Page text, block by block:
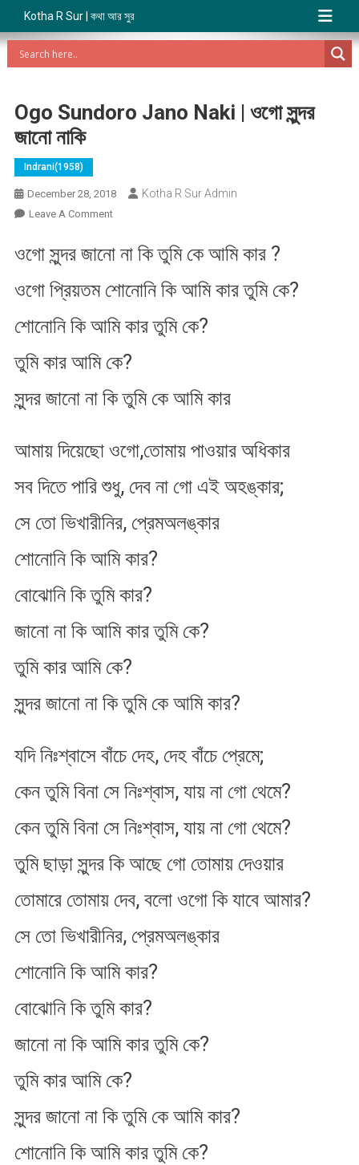
Kotha R Sur | কথা আর সুর
Ogo Sundoro Jano Naki | ওগো সুন্দর
জানো নাকি
Indrani(1958)
December 28, 2018 Kotha R Sur Admin
Leave A CommentOn
Sundoro
Naki
ওগো
জানো
ওগো সুন্দর জানো না কি তুমি কে আমি কার ?
ওগো প্রিয়তম শোনোনি কি আমি কার তুমি কে?
শোনোনি কি আমি কার তুমি কে?
তুমি কার আমি কে?
সুন্দর জানো না কি তুমি কে আমি কার
আমায় দিয়েছো ওগো,তোমায় পাওয়ার অধিকার
সব দিতে পারি শুধু, দেব না গো এই অহঙ্কার;
সে তো ভিখারীনির, প্রেমঅলঙ্কার
শোনোনি কি আমি কার?
বোঝোনি কি তুমি কার?
জানো না কি আমি কার তুমি কে?
তুমি কার আমি কে?
সুন্দর জানো না কি তুমি কে আমি কার?
যদি নিঃশ্বাসে বাঁচে দেহ, দেহ বাঁচে প্রেমে;
কেন তুমি বিনা সে নিঃশ্বাস, যায় না গো থেমে?
কেন তুমি বিনা সে নিঃশ্বাস, যায় না গো থেমে?
তুমি ছাড়া সুন্দর কি আছে গো তোমায় দেওয়ার
তোমারে তোমায় দেব, বলো ওগো কি যাবে আমার?
সে তো ভিখারীনির, প্রেমঅলঙ্কার
শোনোনি কি আমি কার?
বোঝোনি কি তুমি কার?
জানো না কি আমি কার তুমি কে?
তুমি কার আমি কে?
সুন্দর জানো না কি তুমি কে আমি কার?
শোনোনি কি আমি কার তুমি কে?